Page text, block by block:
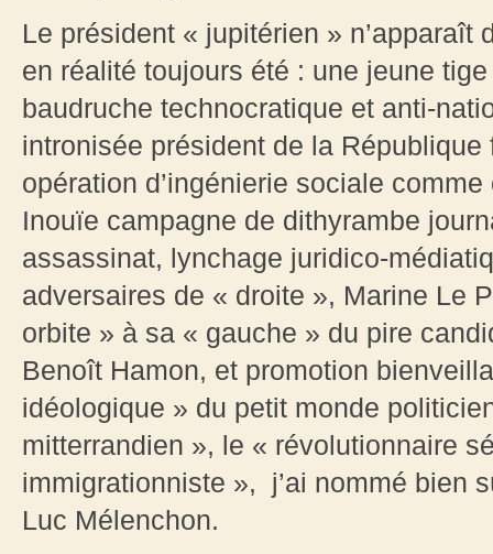
Le président « jupitérien » n’apparaît
en réalité toujours été : une jeune
baudruche technocratique et anti-
intronisée président de la République
opération d’ingénierie sociale
Inouïe campagne de dithyrambe
assassinat, lynchage juridico-
adversaires de « droite », Marine Le
orbite » à sa « gauche » du pire
Benoît Hamon, et promotion
idéologique » du petit monde
mitterrandien », le « révolutionnaire
immigrationniste », j’ai nommé bien
Luc Mélenchon.